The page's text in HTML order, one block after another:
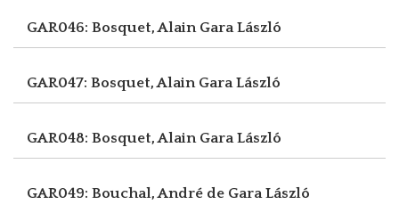
GAR046: Bosquet, Alain Gara László
GAR047: Bosquet, Alain Gara László
GAR048: Bosquet, Alain Gara László
GAR049: Bouchal, André de Gara László